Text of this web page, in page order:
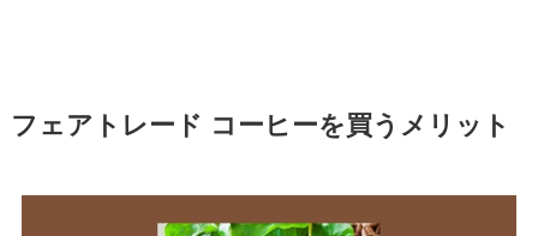
フェアトレード コーヒーを買うメリット